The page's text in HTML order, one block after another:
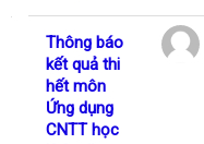
Thông báo
kết quả thi
hết môn
Ứng dụng
CNTT học